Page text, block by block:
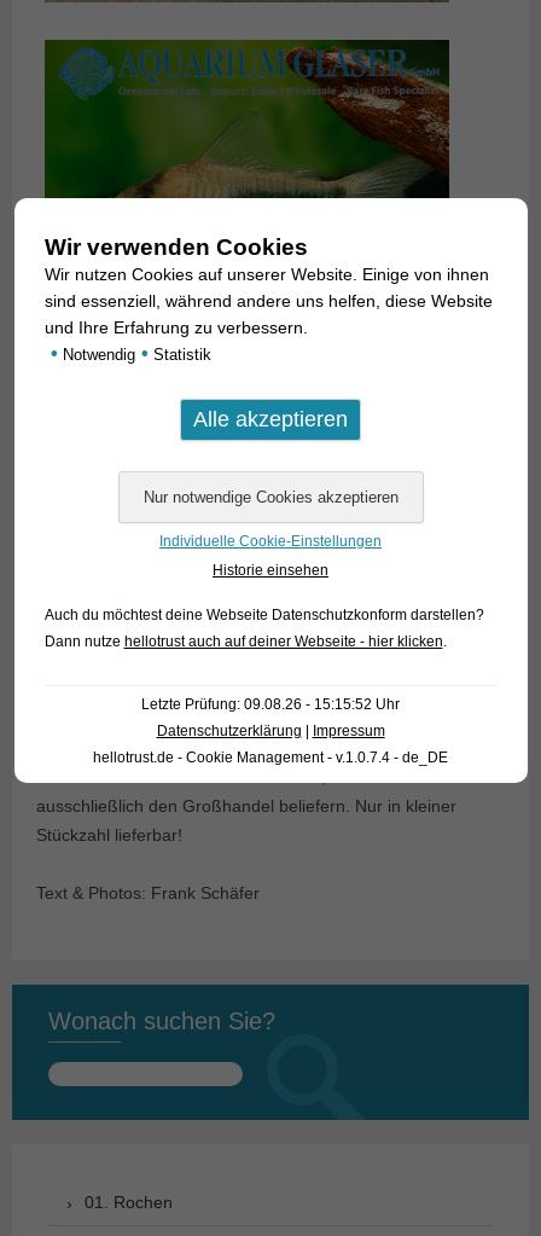
Für unsere Kunden: die Tiere haben Code 221762 auf
ausschließlich den Großhandel beliefern. Nur in kleiner
Stückzahl lieferbar!
Text & Photos: Frank Schäfer
Wonach suchen Sie?
Suchen
01. Rochen
Wir verwenden Cookies
Wir nutzen Cookies auf unserer Website. Einige von ihnen
sind essenziell, während andere uns helfen, diese Website
und Ihre Erfahrung zu verbessern.
• Notwendig • Statistik
Individuelle Cookie-Einstellungen
Historie einsehen
Auch du möchtest deine Webseite Datenschutzkonform darstellen?
Dann nutze hellotrust auch auf deiner Webseite - hier klicken.
Letzte Prüfung: 09.08.26 - 15:15:52 Uhr
Datenschutzerklärung
Impressum
hellotrust.de - Cookie Management - v.1.0.7.4 - de_DE